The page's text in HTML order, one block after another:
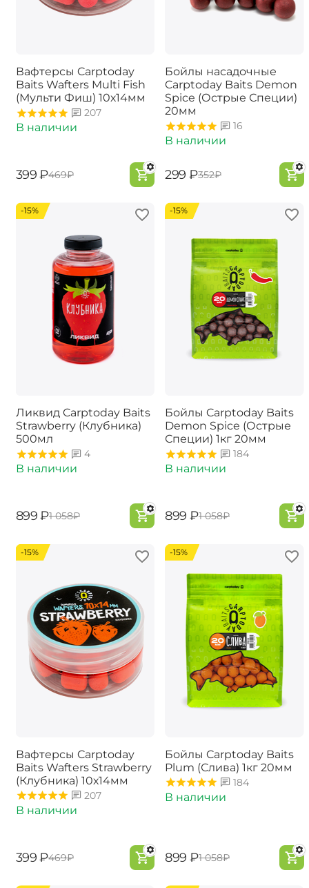
Вафтерсы Carptoday
Baits Wafters Multi Fish
(Мульти Фиш) 10х14мм
207
В наличии
‍399‍ ₽‍469‍₽
Бойлы насадочные
Carptoday Baits Demon
Spice (Острые Специи)
20мм
16
В наличии
‍299‍ ₽‍352‍₽
-15%
Ликвид Carptoday Baits
Strawberry (Клубника)
500мл
4
В наличии
‍899‍ ₽‍1 058‍₽
-15%
Бойлы Carptoday Baits
Demon Spice (Острые
Специи) 1кг 20мм
184
В наличии
‍899‍ ₽‍1 058‍₽
-15%
Вафтерсы Carptoday
Baits Wafters Strawberry
(Клубника) 10х14мм
207
В наличии
‍399‍ ₽‍469‍₽
-15%
Бойлы Carptoday Baits
Plum (Слива) 1кг 20мм
184
В наличии
‍899‍ ₽‍1 058‍₽